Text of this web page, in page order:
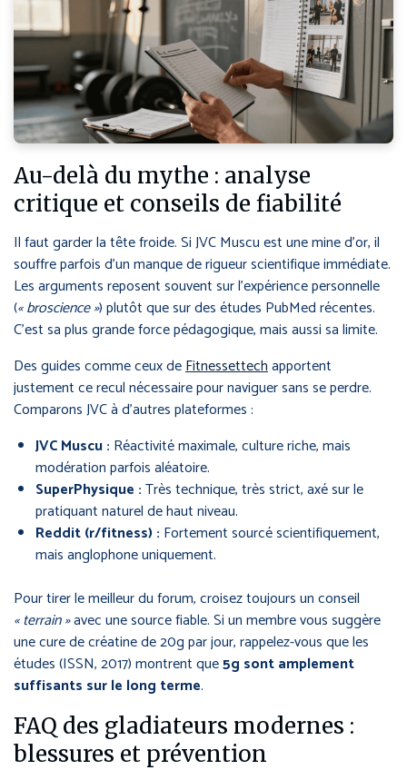
Au-delà du mythe : analyse
critique et conseils de fiabilité
Il faut garder la tête froide. Si JVC Muscu est une mine d’or, il
souffre parfois d’un manque de rigueur scientifique immédiate.
Les arguments reposent souvent sur l’expérience personnelle
(« broscience ») plutôt que sur des études PubMed récentes.
C’est sa plus grande force pédagogique, mais aussi sa limite.
Des guides comme ceux deFitnessettechapportent
justement ce recul nécessaire pour naviguer sans se perdre.
Comparons JVC à d’autres plateformes :
JVC Muscu : Réactivité maximale, culture riche, mais
modération parfois aléatoire.
SuperPhysique :Très technique, très strict, axé sur le
pratiquant naturel de haut niveau.
Reddit (r/fitness) : Fortement sourcé scientifiquement,
mais anglophone uniquement.
Pour tirer le meilleur du forum, croisez toujours un conseil
« terrain »avec une source fiable. Si un membre vous suggère
une cure de créatine de 20g par jour, rappelez-vous que les
études (ISSN, 2017) montrent que5g sont amplement
suffisants sur le long terme.
FAQ des gladiateurs modernes :
blessures et prévention